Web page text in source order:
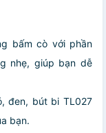
bấm cò với phần
nhẹ, giúp bạn dễ
đen, bút bi TL027
bạn.